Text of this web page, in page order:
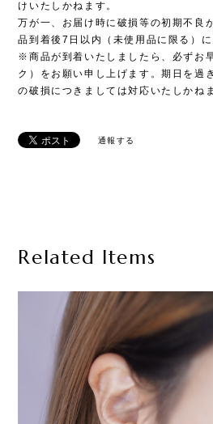
けいたしかねます。
万が一、お届け時に破損等の初期不良
品到着後7日以内（未使用品に限る）
※商品が到着いたしましたら、必ずお
ク）をお願い申し上げます。期日を過
の破損につきましては対応いたしかね
通報する
Related Items